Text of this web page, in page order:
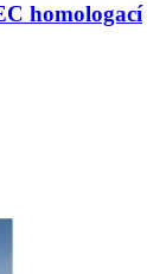
homologací